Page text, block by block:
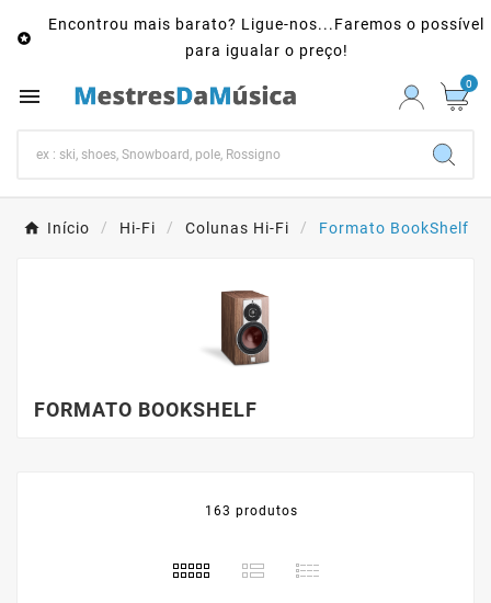

Encontrou mais barato? Ligue-nos...Faremos o possível
para igualar o preço!
 0
Início Hi-Fi Colunas Hi-Fi Formato BookShelf
FORMATO BOOKSHELF
163 produtos